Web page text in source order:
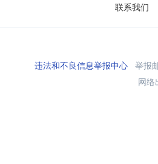
联系我们
违法和不良信息举报中心举报
网